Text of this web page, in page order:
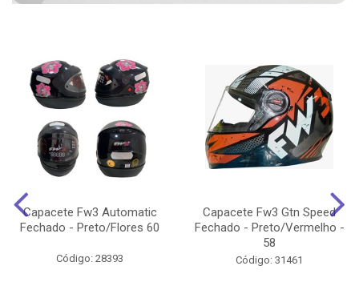
Capacete Fw3 Automatic
Fechado - Preto/Flores 60
Código: 28393
Capacete Fw3 Gtn Speed
Fechado - Preto/Vermelho -
58
Código: 31461